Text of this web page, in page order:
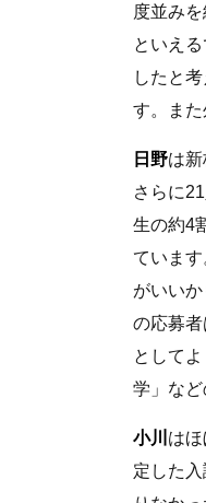
度並み
といえ
したと
す。また
日野は
さらに
生の約4
ていま
がいい
の応募
として
学」な
小川 は
定した